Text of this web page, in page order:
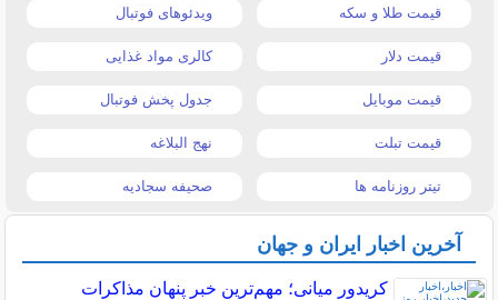
قیمت طلا و سکه ویدئوهای فوتبال
قیمت دلار کالری مواد غذایی
قیمت موبایل جدول پخش فوتبال
قیمت تبلت نهج البلاغه
تیتر روزنامه ها صحیفه سجادیه
آخرین اخبار ایران و جهان
کریدور میانی؛ مهم‌ترین خبر پنهان مذاکرات